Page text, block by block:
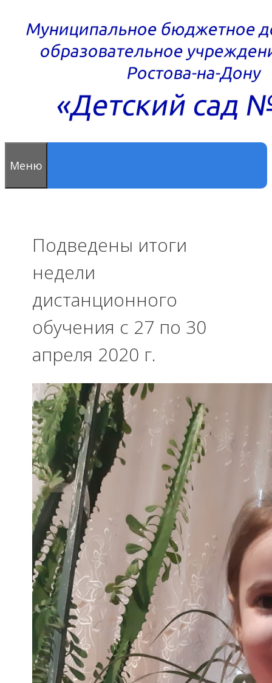
содержимому
Меню
Подведены итоги
недели
дистанционного
обучения с 27 по 30
апреля 2020 г.